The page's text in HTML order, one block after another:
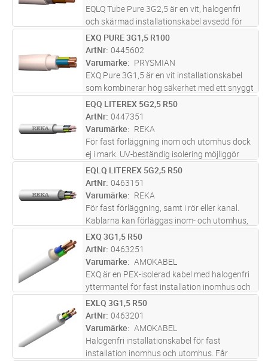
EQLQ Tube Pure 3G2,5 är en vit, halogenfri
och skärmad installationskabel avsedd för
fast förläggning i både inom- och
utomhusmiljöer. Kabeln är uppbyggd med
entrådiga ledare, aluminiumband och
förte ...läs mer
M Lägg i kundvagn
EXQ PURE 3G1,5 R100
ArtNr 0445602
Varumärke
PRYSMIAN
EXQ Pure 3G1,5 är en vit installationskabel
som kombinerar hög säkerhet med ett snyggt
och professionellt installationsresultat. Den är
halogenfri och flamskyddad, vilket innebär att
rökutvecklingen...läs mer
M Lägg i kundvagn
EQQ LITEREX 5G2,5 R50
ArtNr 0447351
Varumärke
REKA
För fast förläggning inom och utomhus dock
ej i mark. UV-beständig isolering möjliggör
även installation av intresse som förekommer
i UV-ljus.
M Lägg i kundvagn
EQLQ LITEREX 5G2,5 R50
ArtNr 0463151
Varumärke
REKA
För fast förläggning, samt i rör eller kanal.
Kablarna kan förläggas inom- och utomhus,
dock ej i vatten. Vid förläggning i mark ska
kabeln förses med extra skydd mot
mekaniska påkänningar. Al-skärm
M Lägg i kundvagn
EXQ 3G1,5 R50
ArtNr 0463251
Varumärke
AMOKABEL
EXQ är en PEX-isolerad kabel med halogenfri
yttermantel för fast installation inomhus och
utomhus. (ej i mark eller vatten) För öppen
eller dold (i rör) förläggning. Partisoleringen
skall skyddas mot...läs mer
M Lägg i kundvagn
EXLQ 3G1,5 R50
ArtNr 0463201
Varumärke
AMOKABEL
Halogenfri installationskabel för fast
installation inomhus och utomhus. Får